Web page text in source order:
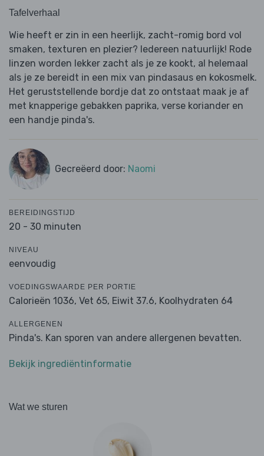
Tafelverhaal
Wie heeft er zin in een heerlijk, zacht-romig bord vol
smaken, texturen en plezier? Iedereen natuurlijk! Rode
linzen worden lekker zacht als je ze kookt, al helemaal
als je ze bereidt in een mix van pindasaus en kokosmelk.
Het geruststellende bordje dat zo ontstaat maak je af
met knapperige gebakken paprika, verse koriander en
een handje pinda's.
Gecreëerd door: Naomi
BEREIDINGSTIJD
20 - 30 minuten
NIVEAU
eenvoudig
VOEDINGSWAARDE PER PORTIE
Calorieën 1036, Vet 65, Eiwit 37.6, Koolhydraten 64
ALLERGENEN
Pinda's. Kan sporen van andere allergenen bevatten.
Bekijk ingrediëntinformatie
Wat we sturen